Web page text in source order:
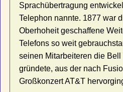
Sprachübertragung
Telephon nannte. 1877 war
Oberhoheit geschaffene
Telefons so weit
seinen Mitarbeiteren die
gründete, aus der nach
Großkonzert AT&T